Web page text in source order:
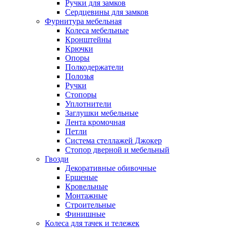
Ручки для замков
Сердцевины для замков
Фурнитура мебельная
Колеса мебельные
Кронштейны
Крючки
Опоры
Полкодержатели
Полозья
Ручки
Стопоры
Уплотнители
Заглушки мебельные
Лента кромочная
Петли
Система стеллажей Джокер
Стопор дверной и мебельный
Гвозди
Декоративные обивочные
Ершеные
Кровельные
Монтажные
Строительные
Финишные
Колеса для тачек и тележек